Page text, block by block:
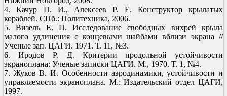
4. Качур П. И., Алексеев Р. Е. Конструктор крылатых
кораблей. СПб.: Политехника, 2006.
5. Визель Е. П. Исследование свободных вихрей крыла
малого удлинения с концевыми шайбами вблизи экрана //
Ученые зап. ЦАГИ. 1971. Т. 11, №3.
6. Иродов Р. Д. Критерии продольной устойчивости
экраноплана: Ученые записки ЦАГИ. М., 1970. Т. 1, №4.
7. Жуков В. И. Особенности аэродинамики, устойчивости и
управляемости экраноплана. М.: Издательский отдел ЦАГИ,
1997.